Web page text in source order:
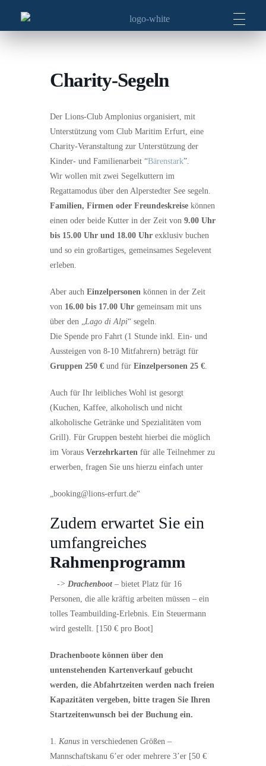
LIONS CLUB ERFURT AMPLONIUS
„We Serve“ („Wir dienen“) ist unser Motto.
Charity-Segeln
Der Lions-Club Amplonius organisiert, mit
Unterstützung vom Club Maritim Erfurt, eine
Charity-Veranstaltung zur Unterstützung der
Kinder- und Familienarbeit “Bärenstark”.
Wir wollen mit zwei Segelkuttern im
Regattamodus über den Alperstedter See segeln.
Familien, Firmen oder Freundeskreise können
einen oder beide Kutter in der Zeit von 9.00 Uhr
bis 15.00 Uhr und 18.00 Uhr exklusiv buchen
und so ein großartiges, gemeinsames Segelevent
erleben.
Aber auch Einzelpersonen können in der Zeit
von 16.00 bis 17.00 Uhr gemeinsam mit uns
über den „Lago di Alpi“ segeln.
Die Spende pro Fahrt (1 Stunde inkl. Ein- und
Aussteigen von 8-10 Mitfahrern) beträgt für
Gruppen 250 € und für Einzelpersonen 25 €.
Auch für Ihr leibliches Wohl ist gesorgt
(Kuchen, Kaffee, alkoholisch und nicht
alkoholische Getränke und Spezialitäten vom
Grill). Für Gruppen besteht hierbei die möglich
im Voraus Verzehrkarten für alle Teilnehmer zu
erwerben, fragen Sie uns hierzu einfach unter
„booking@lions-erfurt.de“
Zudem erwartet Sie ein
umfangreiches
Rahmenprogramm
-> Drachenboot – bietet Platz für 16
Personen, die alle kräftig arbeiten müssen – ein
tolles Teambuilding-Erlebnis. Ein Steuermann
wird gestellt. [150 € pro Boot]
Drachenboote können über den
untenstehenden Kartenverkauf gebucht
werden, die Abfahrtzeiten werden nach freien
Kapazitäten vergeben, bitte tragen Sie Ihren
Startzeitenwunsch bei der Buchung ein.
Kanus in verschiedenen Größen –
Mannschaftskanu 6’er oder mehrere 3’er [50 €